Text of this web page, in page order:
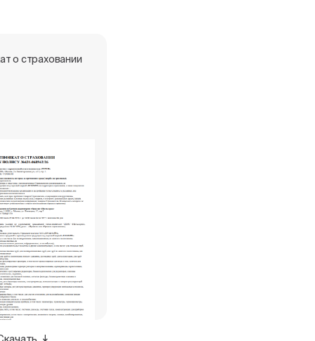
о страховании